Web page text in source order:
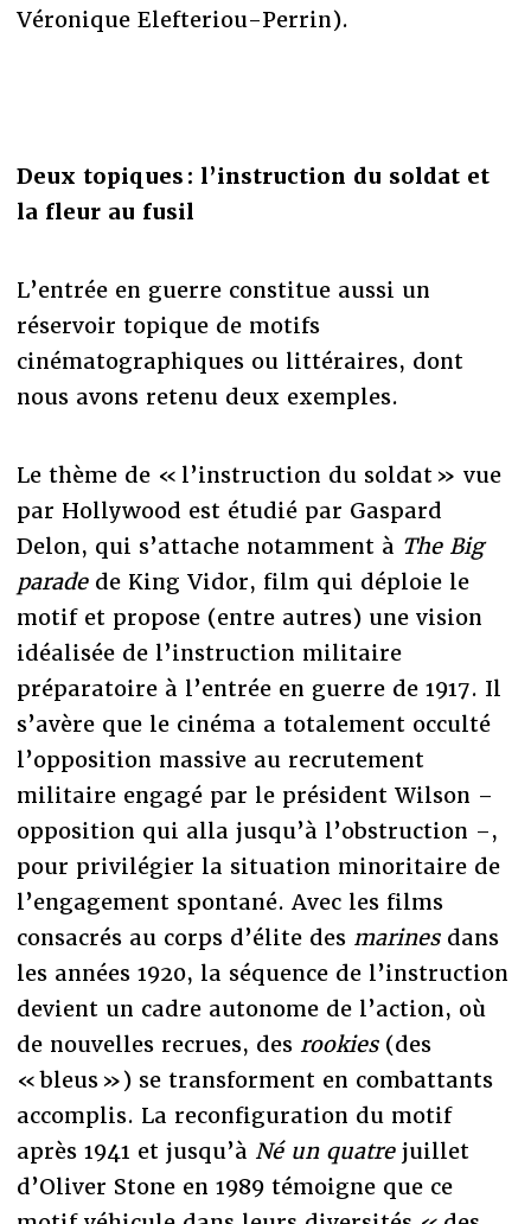
Véronique Elefteriou-Perrin).
Deux topiques : l’instruction du soldat et
la fleur au fusil
L’entrée en guerre constitue aussi un
réservoir topique de motifs
cinématographiques ou littéraires, dont
nous avons retenu deux exemples.
Le thème de « l’instruction du soldat » vue
par Hollywood est étudié par Gaspard
Delon, qui s’attache notamment à The Big
parade de King Vidor, film qui déploie le
motif et propose (entre autres) une vision
idéalisée de l’instruction militaire
préparatoire à l’entrée en guerre de 1917. Il
s’avère que le cinéma a totalement occulté
l’opposition massive au recrutement
militaire engagé par le président Wilson –
opposition qui alla jusqu’à l’obstruction –,
pour privilégier la situation minoritaire de
l’engagement spontané. Avec les films
consacrés au corps d’élite des marinesdans
les années 1920, la séquence de l’instruction
devient un cadre autonome de l’action, où
de nouvelles recrues, des rookies(des
« bleus ») se transforment en combattants
accomplis. La reconfiguration du motif
après 1941 et jusqu’à Né un quatre juillet
d’Oliver Stone en 1989 témoigne que ce